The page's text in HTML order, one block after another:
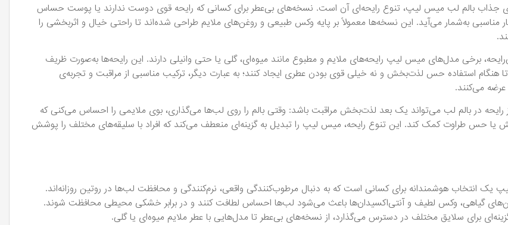
جذاب بالم لب میس لیپ، تنوع رایحه‌ای آن است. نسخه‌های بی‌عطر برای کسانی که رایحه قوی دوست ندارند یا پوست حساس
مناسبی به‌شمار می‌آید. این نسخه‌ها معمولاً بر پایه وکس طبیعی و روغن‌های ملایم طراحی شده‌اند تا راحتی خیال و اثربخشی را
برخی مدل‌های میس لیپ رایحه‌های ملایم و مطبوع مانند میوه‌ای، گلی یا حتی وانیلی دارند. این رایحه‌ها به‌صورت ظریف
هنگام استفاده حس لذت‌بخش و نه خیلی قوی بودن عطری ایجاد کنند؛ به عبارت دیگر، ترکیب مناسبی از مراقبت و تجربه‌ی
می‌کنند.
رایحه در بالم لب می‌تواند یک بعد لذت‌بخش مراقبت باشد: وقتی بالم را روی لب‌ها می‌گذاری، بوی ملایمی را احساس می‌کنی که
یا حس طراوت کمک کند. این تنوع رایحه، میس لیپ را تبدیل به گزینه‌ای منعطف می‌کند که افراد با سلیقه‌های مختلف را پوشش
یک انتخاب هوشمندانه برای کسانی است که به دنبال مرطوب‌کنندگی واقعی، نرم‌کنندگی و محافظت لب‌ها در روتین روزانه‌اند.
گیاهی، وکس لطیف و آنتی‌اکسیدان‌ها باعث می‌شود لب‌ها احساس لطافت کنند و در برابر خشکی محیطی محافظت شوند.
برای سلایق مختلف در دسترس می‌گذارد، از نسخه‌های بی‌عطر تا مدل‌هایی با عطر ملایم میوه‌ای یا گلی.